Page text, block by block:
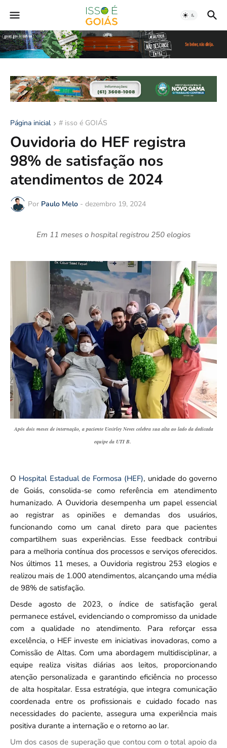
Página inicial # isso é GOIÁS
Ouvidoria do HEF registra
98% de satisfação nos
atendimentos de 2024
Por Paulo Melo - dezembro 19, 2024
Em 11 meses o hospital registrou 250 elogios
Após dois meses de internação, a paciente Uesirley Neves celebra sua alta ao lado da dedicada
equipe da UTI B.
O Hospital Estadual de Formosa (HEF), unidade do governo
de Goiás, consolida-se como referência em atendimento
humanizado. A Ouvidoria desempenha um papel essencial
ao registrar as opiniões e demandas dos usuários,
funcionando como um canal direto para que pacientes
compartilhem suas experiências. Esse feedback contribui
para a melhoria contínua dos processos e serviços oferecidos.
Nos últimos 11 meses, a Ouvidoria registrou 253 elogios e
realizou mais de 1.000 atendimentos, alcançando uma média
de 98% de satisfação.
Desde agosto de 2023, o índice de satisfação geral
permanece estável, evidenciando o compromisso da unidade
com a qualidade no atendimento. Para reforçar essa
excelência, o HEF investe em iniciativas inovadoras, como a
Comissão de Altas. Com uma abordagem multidisciplinar, a
equipe realiza visitas diárias aos leitos, proporcionando
atenção personalizada e garantindo eficiência no processo
de alta hospitalar. Essa estratégia, que integra comunicação
coordenada entre os profissionais e cuidado focado nas
necessidades do paciente, assegura uma experiência mais
positiva durante a internação e o retorno ao lar.
Um dos casos de superação que contou com o total apoio da